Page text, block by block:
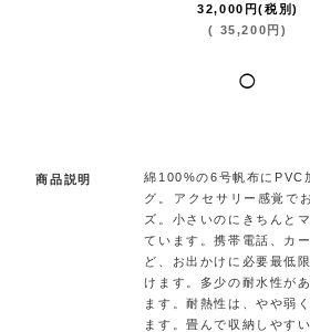
32,000 円(税別)
( 35,200 円 )
◯
商品説明
綿100%の6号帆布にPVC
グ。アクセサリー感覚で
ズ。小さいのにきちんと
ています。携帯電話、カ
ど、お出かけに必要最低
けます。多少の耐水性が
ます。耐熱性は、やや弱
ます。畳んで収納しやす